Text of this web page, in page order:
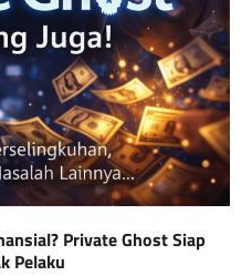
Private Ghost Siap
Pelaku